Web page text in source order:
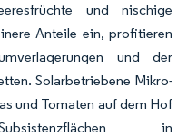
und nischige
Anteile ein, profitieren
und der
Solarbetriebene Mikro-
und Tomaten auf dem Hof
in